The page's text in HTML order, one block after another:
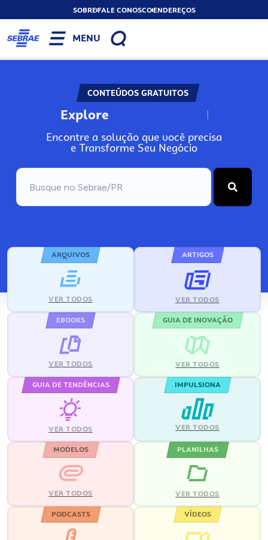
SOBREFALE CONOSCOENDEREÇOS
MENU
CONTEÚDOS GRATUITOS
Explore N
Encontre a solução que você precisa
e Transforme Seu Negócio
ARQUIVOS
VER TODOS
ARTIGOS
VER TODOS
EBOOKS
VER TODOS
GUIA DE INOVAÇÃO
VER TODOS
GUIA DE TENDÊNCIAS
VER TODOS
IMPULSIONA
VER TODOS
MODELOS
VER TODOS
PLANILHAS
VER TODOS
PODCASTS VÍDEOS